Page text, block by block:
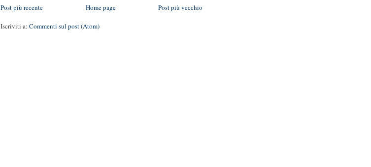
Post più recente Post più vecchio
Home page
Iscriviti a: Commenti sul post (Atom)